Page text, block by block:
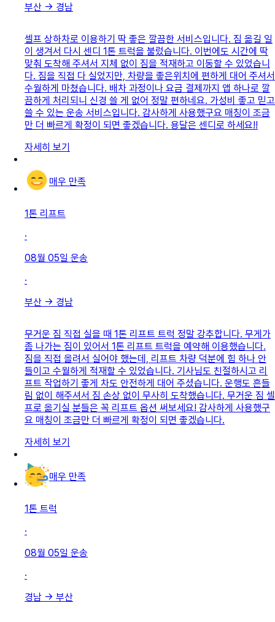
부산 → 경남
셀프 상하차로 이용하기 딱 좋은 깔끔한 서비스입니다. 짐 옮길 일
이 생겨서 다시 센디 1톤 트럭을 불렀습니다. 이번에도 시간에 딱
맞춰 도착해 주셔서 지체 없이 짐을 적재하고 이동할 수 있었습니
다. 짐을 직접 다 실었지만, 차량을 좋은위치에 편하게 대어 주셔서
수월하게 마쳤습니다. 배차 과정이나 요금 결제까지 앱 하나로 깔
끔하게 처리되니 신경 쓸 게 없어 정말 편하네요. 가성비 좋고 믿고
쓸 수 있는 운송 서비스입니다. 감사하게 사용했구요 매칭이 조금
만 더 빠르게 확정이 되면 좋겠습니다. 용달은 센디로 하세요!!
자세히 보기
매우 만족
1톤 리프트
·
08월 05일 운송
·
부산 → 경남
무거운 짐 직접 실을 때 1톤 리프트 트럭 정말 강추합니다. 무게가
좀 나가는 짐이 있어서 1톤 리프트 트럭을 예약해 이용했습니다.
짐을 직접 올려서 실어야 했는데, 리프트 차량 덕분에 힘 하나 안
들이고 수월하게 적재할 수 있었습니다. 기사님도 친절하시고 리
프트 작업하기 좋게 차도 안전하게 대어 주셨습니다. 운행도 흔들
림 없이 해주셔서 짐 손상 없이 무사히 도착했습니다. 무거운 짐 셀
프로 옮기실 분들은 꼭 리프트 옵션 써보세요! 감사하게 사용했구
요 매칭이 조금만 더 빠르게 확정이 되면 좋겠습니다.
자세히 보기
매우 만족
1톤 트럭
·
08월 05일 운송
·
경남 → 부산